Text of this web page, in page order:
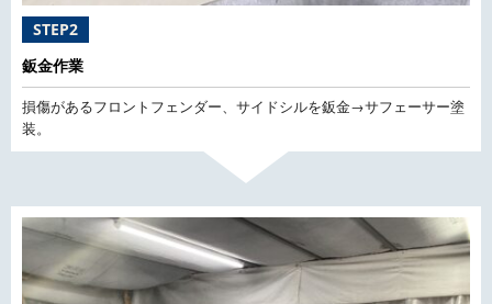
STEP2
鈑金作業
損傷があるフロントフェンダー、サイドシルを鈑金→サフェーサー塗
装。